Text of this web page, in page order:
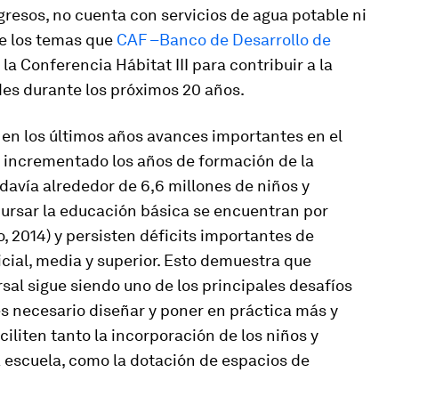
no cuenta con servicios de agua potable ni
los temas que CAF –Banco de Desarrollo de
la Conferencia Hábitat III para contribuir a la
durante los próximos 20 años.
los últimos años avances importantes en el
los años de formación de la
alrededor de 6,6 millones de niños y
la educación básica se encuentran por
2014) y persisten déficits importantes de
media y superior. Esto demuestra que
sigue siendo uno de los principales desafíos
necesario diseñar y poner en práctica más y
tanto la incorporación de los niños y
como la dotación de espacios de